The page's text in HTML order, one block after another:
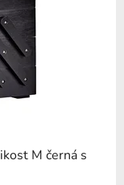
M černá s